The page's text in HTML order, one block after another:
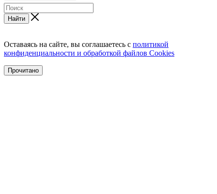
Найти
Оставаясь на сайте, вы соглашаетесь с политикой
конфиденциальности и обработкой файлов Cookies
Прочитано